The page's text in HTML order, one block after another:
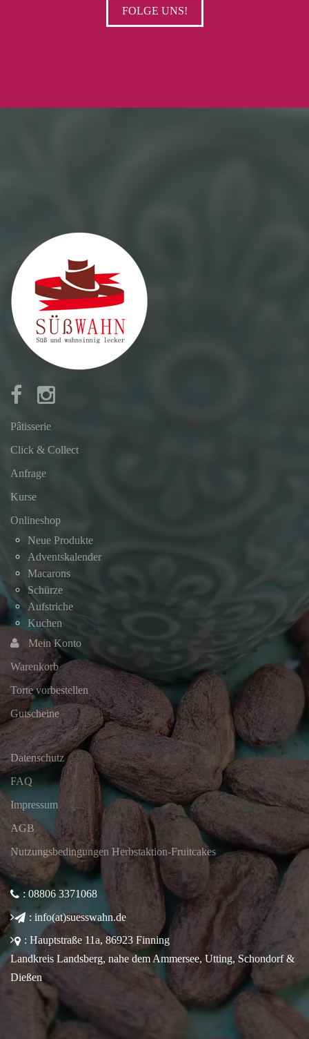
FOLGE UNS!
Pâtisserie
Click & Collect
Anfrage
Kurse
Onlineshop
Neue Produkte
Adventskalender
Macarons
Schürze
Aufstriche
Kuchen
Mein Konto
Warenkorb
Torte vorbestellen
Gutscheine
Datenschutz
FAQ
Impressum
AGB
Nutzungsbedingungen Herbstaktion-Fruitcakes
: 08806 3371068
: info(at)suesswahn.de
: Hauptstraße 11a, 86923 Finning
Landkreis Landsberg, nahe dem Ammersee, Utting, Schondorf &
Dießen